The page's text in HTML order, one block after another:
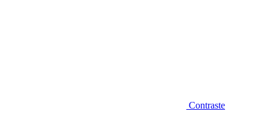
Contraste